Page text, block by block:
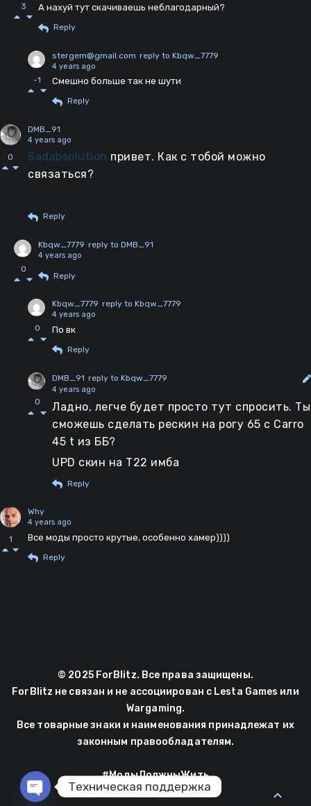
3 А нахуй тут скачиваешь неблагодарный?
Reply
-1
stergem@gmail.com reply to Kbqw_7779
4 years ago
Смешно больше так не шути
Reply
0
DMB_91
4 years ago
Sadabsolution привет. Как с тобой можно
связаться?
Reply
0
Kbqw_7779 reply to DMB_91
4 years ago
Reply
0
Kbqw_7779 reply to Kbqw_7779
4 years ago
По вк
Reply
0
DMB_91 reply to Kbqw_7779
4 years ago
Ладно, легче будет просто тут спросить. Ты
сможешь сделать рескин на рогу 65 с Carro
45 t из ББ?
UPD скин на Т22 имба
Reply
1
Why
4 years ago
Все моды просто крутые, особенно хамер))))
Reply
© 2025 ForBlitz. Все права защищены.
ForBlitz не связан и не ассоциирован с Lesta Games или
Wargaming.
Все товарные знаки и наименования принадлежат их
законным правообладателям.
#МодыДолжныЖить
expand_less
Техническая поддержка